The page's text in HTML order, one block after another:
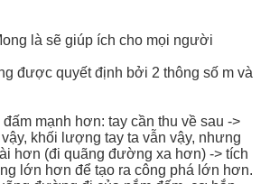
là sẽ giúp ích cho mọi người
được quyết định bởi 2 thông số m và
đấm mạnh hơn: tay cần thu về sau ->
khối lượng tay ta vẫn vậy, nhưng
hơn (đi quãng đường xa hơn) -> tích
lớn hơn để tạo ra công phá lớn hơn.